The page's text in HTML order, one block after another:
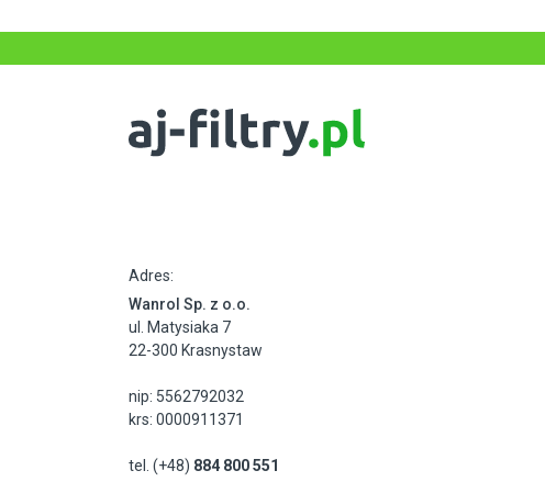
Adres:
Wanrol Sp. z o.o.
ul. Matysiaka 7
22-300 Krasnystaw
nip: 5562792032
krs: 0000911371
tel. (+48) 884 800 551